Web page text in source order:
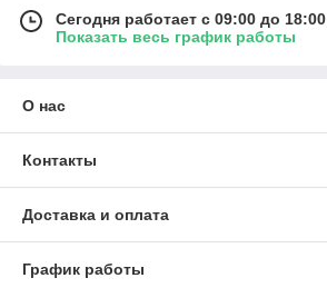
Сегодня работает с 09:00 до 18:00
Показать весь график работы
О нас
Контакты
Доставка и оплата
График работы